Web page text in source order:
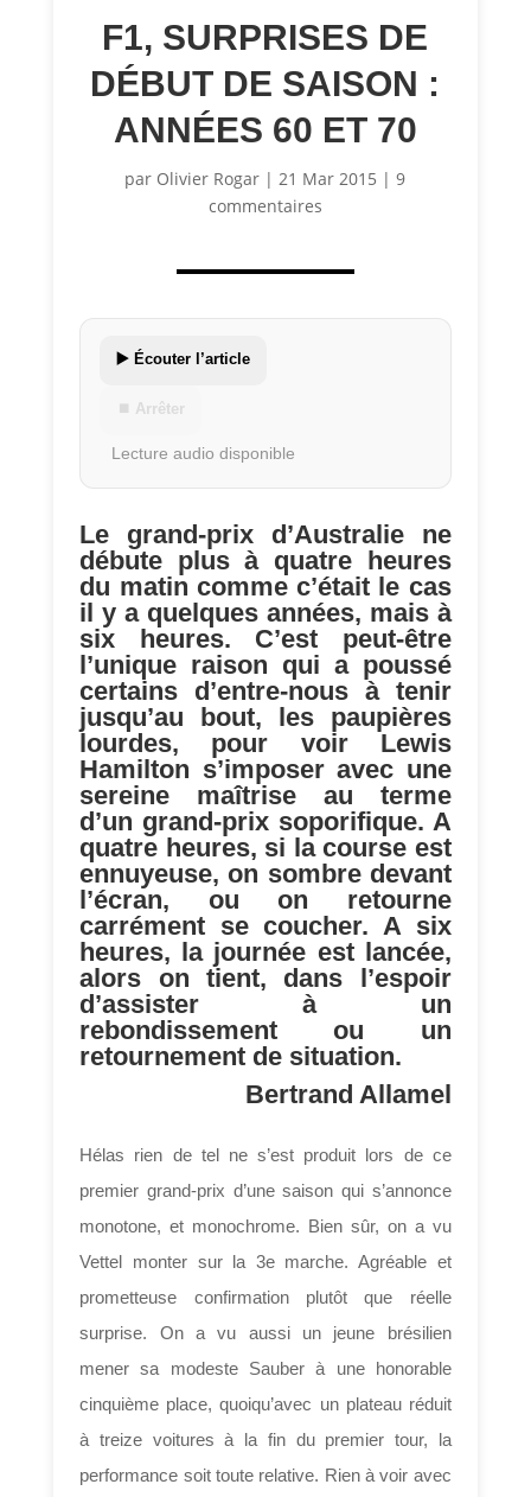
F1, SURPRISES DE
DÉBUT DE SAISON :
ANNÉES 60 ET 70
par Olivier Rogar |21 Mar 2015 |9
commentaires
▶️ Écouter l’article
⏹ Arrêter
Lecture audio disponible
Le grand-prix d’Australie ne
débute plus à quatre heures
du matin comme c’était le cas
il y a quelques années, mais à
six heures. C’est peut-être
l’unique raison qui a poussé
certains d’entre-nous à tenir
jusqu’au bout, les paupières
lourdes, pour voir Lewis
Hamilton s’imposer avec une
sereine maîtrise au terme
d’un grand-prix soporifique. A
quatre heures, si la course est
ennuyeuse, on sombre devant
l’écran, ou on retourne
carrément se coucher. A six
heures, la journée est lancée,
alors on tient, dans l’espoir
d’assister à un
rebondissement ou un
retournement de situation.
Bertrand Allamel
Hélas rien de tel ne s’est produit lors de ce
premier grand-prix d’une saison qui s’annonce
monotone, et monochrome. Bien sûr, on a vu
Vettel monter sur la 3e marche. Agréable et
prometteuse confirmation plutôt que réelle
surprise. On a vu aussi un jeune brésilien
mener sa modeste Sauber à une honorable
cinquième place, quoiqu’avec un plateau réduit
à treize voitures à la fin du premier tour, la
performance soit toute relative. Rien à voir avec